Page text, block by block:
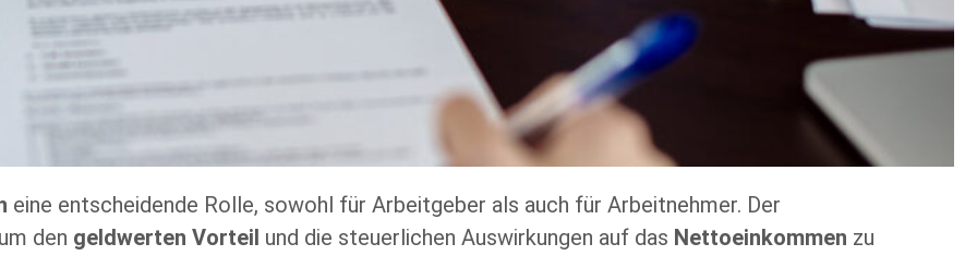
eine entscheidende Rolle, sowohl für Arbeitgeber als auch für Arbeitnehmer. Der
den geldwerten Vorteil und die steuerlichen Auswirkungen auf das Nettoeinkommen zu